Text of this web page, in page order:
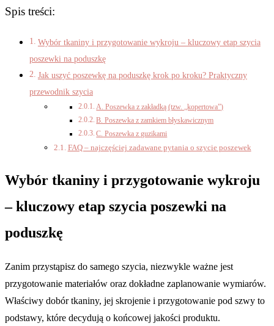
Spis treści:
Wybór tkaniny i przygotowanie wykroju – kluczowy etap szycia
poszewki na poduszkę
Jak uszyć poszewkę na poduszkę krok po kroku? Praktyczny
przewodnik szycia
A. Poszewka z zakładką (tzw. „kopertowa”)
B. Poszewka z zamkiem błyskawicznym
C. Poszewka z guzikami
FAQ – najczęściej zadawane pytania o szycie poszewek
Wybór tkaniny i przygotowanie wykroju
– kluczowy etap szycia poszewki na
poduszkę
Zanim przystąpisz do samego szycia, niezwykle ważne jest
przygotowanie materiałów oraz dokładne zaplanowanie wymiarów.
Właściwy dobór tkaniny, jej skrojenie i przygotowanie pod szwy to
podstawy, które decydują o końcowej jakości produktu.